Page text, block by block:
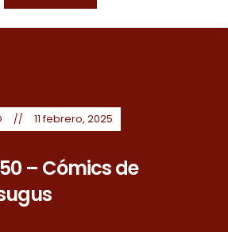
11 febrero, 2025
– Cómics de